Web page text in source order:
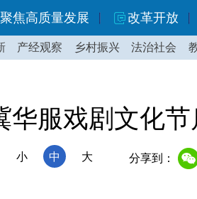
聚焦高质量发展 改革开放
产经观察 乡村振兴 法治社会
华服戏剧文化
小 中 大 分享到：